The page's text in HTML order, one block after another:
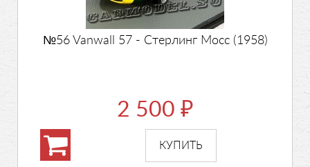
№56 Vanwall 57 - Стерлинг Мосс (1958)
2 500 ₽